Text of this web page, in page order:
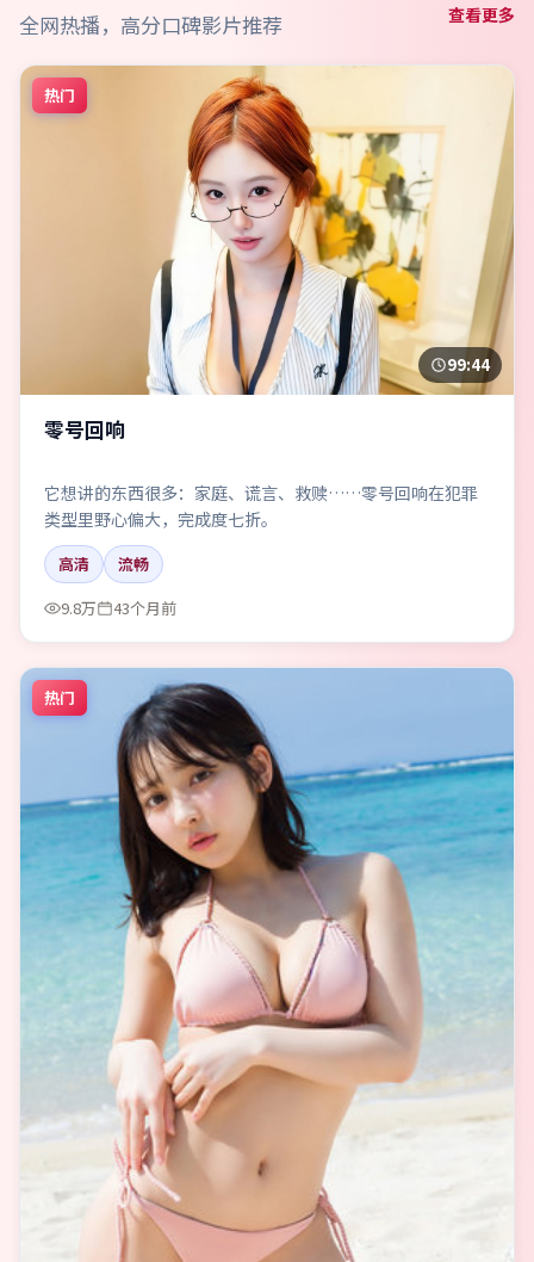
全网热播，高分口碑影片推荐 查看更多
热门
99:44
零号回响
它想讲的东西很多：家庭、谎言、救赎……零号回响在犯罪
类型里野心偏大，完成度七折。
高清
流畅
9.8万
43个月前
热门